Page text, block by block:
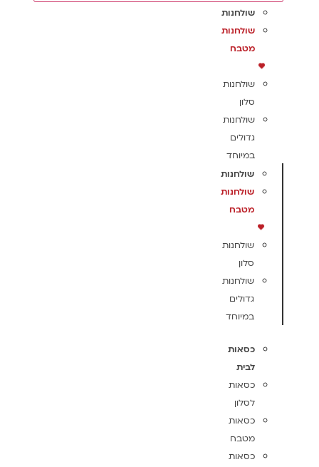
שולחנות
שולחנות
מטבח
שולחנות
סלון
שולחנות
גדולים
במיוחד
שולחנות
שולחנות
מטבח
שולחנות
סלון
שולחנות
גדולים
במיוחד
כסאות
לבית
כסאות
לסלון
כסאות
מטבח
כסאות